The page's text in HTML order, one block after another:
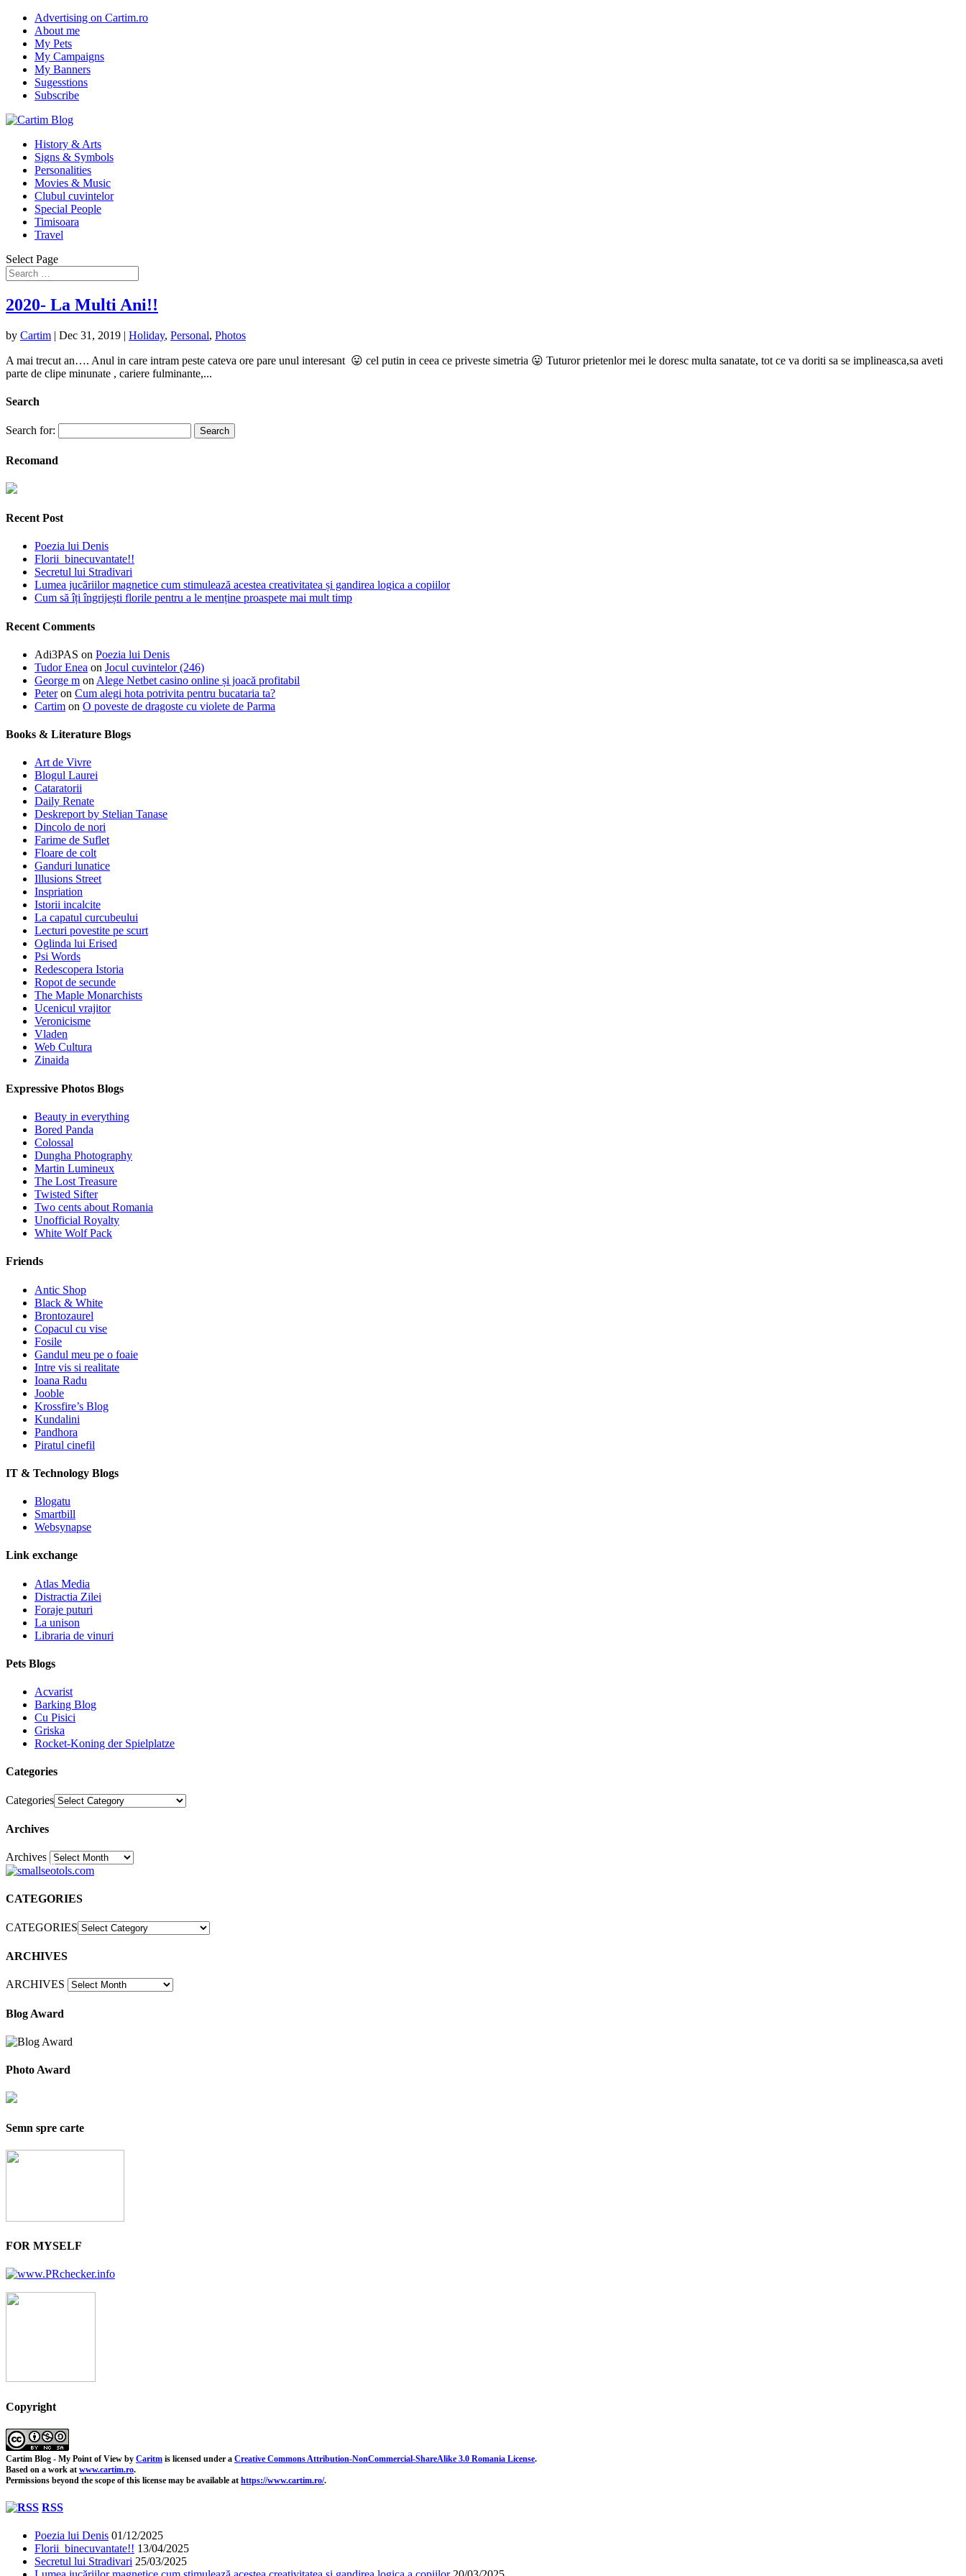
Advertising on Cartim.ro
About me
My Pets
My Campaigns
My Banners
Sugesstions
Subscribe
History & Arts
Signs & Symbols
Personalities
Movies & Music
Clubul cuvintelor
Special People
Timisoara
Travel
Select Page
2020- La Multi Ani!!
by Cartim | Dec 31, 2019 | Holiday, Personal, Photos
A mai trecut an…. Anul in care intram peste cateva ore pare unul interesant 😛 cel putin in ceea ce priveste simetria 😛 Tuturor prietenlor mei le doresc multa sanatate, tot ce va doriti sa se implineasca,sa aveti
parte de clipe minunate , cariere fulminante,...
Search
Search for:
Recomand
Recent Post
Poezia lui Denis
Florii binecuvantate!!
Secretul lui Stradivari
Lumea jucăriilor magnetice cum stimulează acestea creativitatea și gandirea logica a copiilor
Cum să îți îngrijești florile pentru a le menține proaspete mai mult timp
Recent Comments
Adi3PAS on Poezia lui Denis
Tudor Enea on Jocul cuvintelor (246)
George m on Alege Netbet casino online și joacă profitabil
Peteron Cum alegi hota potrivita pentru bucataria ta?
Cartim on O poveste de dragoste cu violete de Parma
Books & Literature Blogs
Art de Vivre
Blogul Laurei
Cataratorii
Daily Renate
Deskreport by Stelian Tanase
Dincolo de nori
Farime de Suflet
Floare de colt
Ganduri lunatice
Illusions Street
Inspriation
Istorii incalcite
La capatul curcubeului
Lecturi povestite pe scurt
Oglinda lui Erised
Psi Words
Redescopera Istoria
Ropot de secunde
The Maple Monarchists
Ucenicul vrajitor
Veronicisme
Vladen
Web Cultura
Zinaida
Expressive Photos Blogs
Beauty in everything
Bored Panda
Colossal
Dungha Photography
Martin Lumineux
The Lost Treasure
Twisted Sifter
Two cents about Romania
Unofficial Royalty
White Wolf Pack
Friends
Antic Shop
Black & White
Brontozaurel
Copacul cu vise
Fosile
Gandul meu pe o foaie
Intre vis si realitate
Ioana Radu
Jooble
Krossfire’s Blog
Kundalini
Pandhora
Piratul cinefil
IT & Technology Blogs
Blogatu
Smartbill
Websynapse
Link exchange
Atlas Media
Distractia Zilei
Foraje puturi
La unison
Libraria de vinuri
Pets Blogs
Acvarist
Barking Blog
Cu Pisici
Griska
Rocket-Koning der Spielplatze
Categories
Categories
Archives
Archives30
CATEGORIES
CATEGORIES
ARCHIVES
ARCHIVES
Blog Award
Photo Award
Semn spre carte
FOR MYSELF
Copyright
Cartim Blog - My Point of View by Caritm is licensed under a Creative Commons Attribution-NonCommercial-ShareAlike 3.0 Romania License.
Based on a work at www.cartim.ro.
Permissions beyond the scope of this license may be available at https://www.cartim.ro/.
RSS
Poezia lui Denis 01/12/2025
Florii binecuvantate!! 13/04/2025
Secretul lui Stradivari 25/03/2025